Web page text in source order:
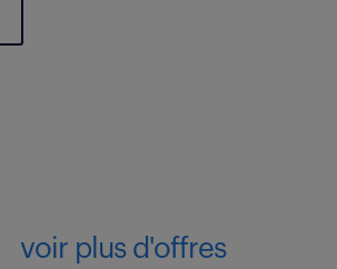
voir plus d'offres